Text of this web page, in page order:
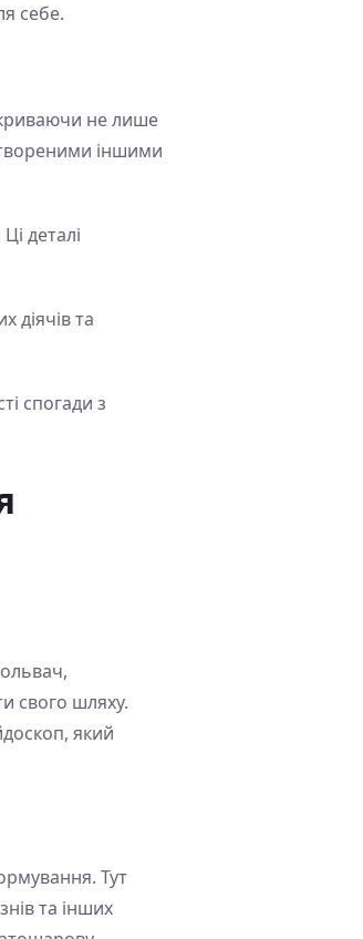
себе.
не лише
іншими
деталі
діячів та
спогади з
свого шляху.
який
Тут
та інших